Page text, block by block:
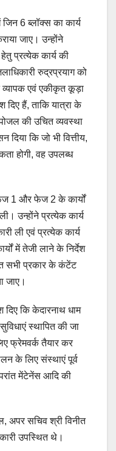
6 ब्लॉक्स का कार्य
जाए। उन्होंने
हेतु प्रत्येक कार्य की
रुद्रप्रयाग को
व्यापक एवं एकीकृत कूड़ा
दिए हैं, ताकि यात्रा के
की उचित व्यवस्था
कि जो भी वित्तीय,
होगी, वह उपलब्ध
1 और फेज 2 के कार्यों
उन्होंने प्रत्येक कार्य
ली एवं प्रत्येक कार्य
में तेजी लाने के निर्देश
सभी प्रकार के कंटेंट
जाए।
दिए कि केदारनाथ धाम
स्थापित की जा
फ्रेमवर्क तैयार कर
के लिए संस्थाएं पूर्व
मेंटेनेंस आदि की
अपर सचिव श्री विनीत
उपस्थित थे।